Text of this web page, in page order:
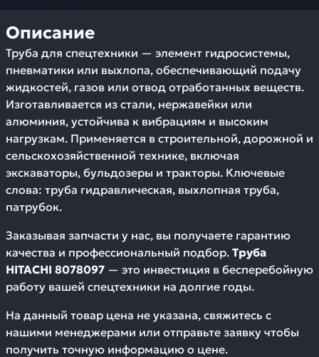
Описание
Труба для спецтехники — элемент гидросистемы,
пневматики или выхлопа, обеспечивающий подачу
жидкостей, газов или отвод отработанных веществ.
Изготавливается из стали, нержавейки или
алюминия, устойчива к вибрациям и высоким
нагрузкам. Применяется в строительной, дорожной и
сельскохозяйственной технике, включая
экскаваторы, бульдозеры и тракторы. Ключевые
слова: труба гидравлическая, выхлопная труба,
патрубок.
Заказывая запчасти у нас, вы получаете гарантию
качества и профессиональный подбор. Труба
HITACHI 8078097 — это инвестиция в бесперебойную
работу вашей спецтехники на долгие годы.
На данный товар цена не указана, свяжитесь с
нашими менеджерами или отправьте заявку чтобы
получить точную информацию о цене.